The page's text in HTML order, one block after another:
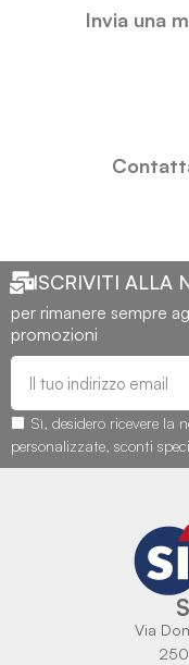
Invia una
ISCRIVITI ALLA
per rimanere sempre
promozioni
Sì, desidero ricevere la
personalizzate, sconti
Via